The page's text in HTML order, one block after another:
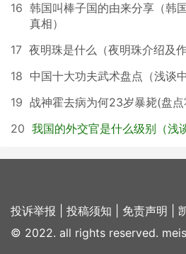
16 韩国叫棒子国的由来分享（韩
真相）
17 夜明珠是什么（夜明珠介绍及作
18 中国十大功夫武术盘点（浅谈
19 战神霍去病为何23岁暴毙(盘点
20 我国的外交官是什么级别（浅
投诉举报 投稿须知 免责声明
© 2022. all rights reserved.